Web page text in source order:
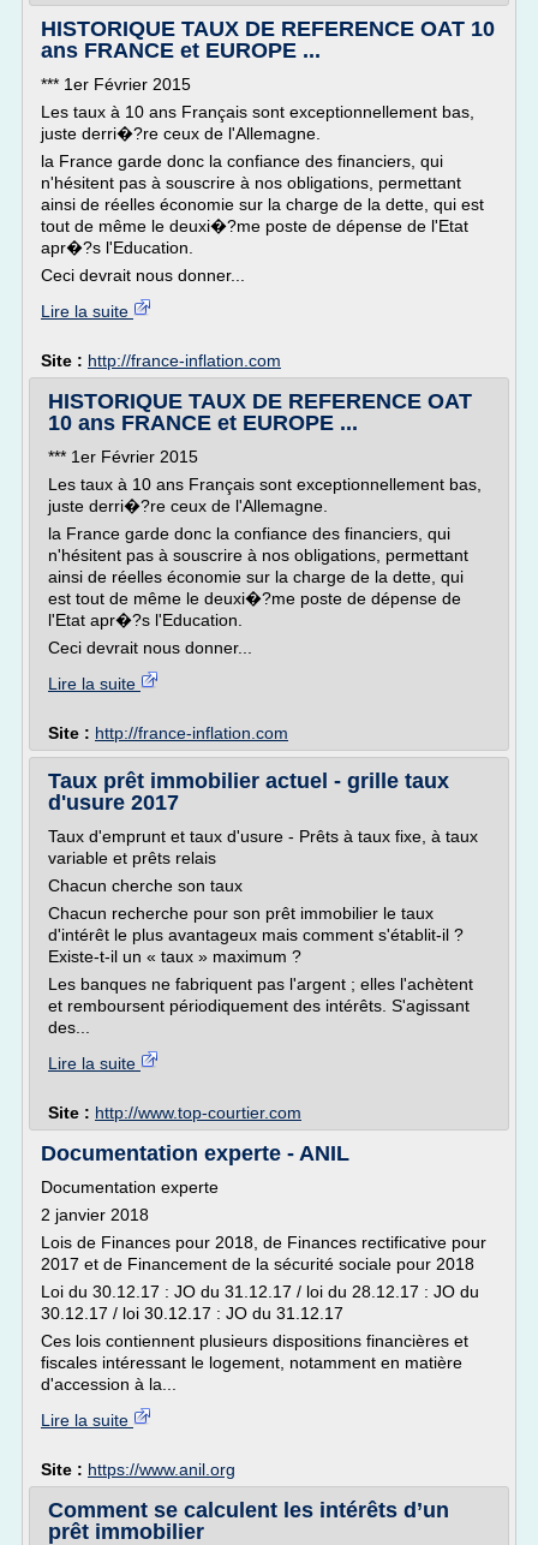
HISTORIQUE TAUX DE REFERENCE OAT 10
ans FRANCE et EUROPE ...
*** 1er Février 2015
Les taux à 10 ans Français sont exceptionnellement bas,
juste derri�?re ceux de l'Allemagne.
la France garde donc la confiance des financiers, qui
n'hésitent pas à souscrire à nos obligations, permettant
ainsi de réelles économie sur la charge de la dette, qui est
tout de même le deuxi�?me poste de dépense de l'Etat
apr�?s l'Education.
Ceci devrait nous donner...
Lire la suite
Site : http://france-inflation.com
HISTORIQUE TAUX DE REFERENCE OAT
10 ans FRANCE et EUROPE ...
*** 1er Février 2015
Les taux à 10 ans Français sont exceptionnellement bas,
juste derri�?re ceux de l'Allemagne.
la France garde donc la confiance des financiers, qui
n'hésitent pas à souscrire à nos obligations, permettant
ainsi de réelles économie sur la charge de la dette, qui
est tout de même le deuxi�?me poste de dépense de
l'Etat apr�?s l'Education.
Ceci devrait nous donner...
Lire la suite
Site : http://france-inflation.com
Taux prêt immobilier actuel - grille taux
d'usure 2017
Taux d'emprunt et taux d'usure - Prêts à taux fixe, à taux
variable et prêts relais
Chacun cherche son taux
Chacun recherche pour son prêt immobilier le taux
d'intérêt le plus avantageux mais comment s'établit-il ?
Existe-t-il un « taux » maximum ?
Les banques ne fabriquent pas l'argent ; elles l'achètent
et remboursent périodiquement des intérêts. S'agissant
des...
Lire la suite
Site : http://www.top-courtier.com
Documentation experte - ANIL
Documentation experte
2 janvier 2018
Lois de Finances pour 2018, de Finances rectificative pour
2017 et de Financement de la sécurité sociale pour 2018
Loi du 30.12.17 : JO du 31.12.17 / loi du 28.12.17 : JO du
30.12.17 / loi 30.12.17 : JO du 31.12.17
Ces lois contiennent plusieurs dispositions financières et
fiscales intéressant le logement, notamment en matière
d'accession à la...
Lire la suite
Site : https://www.anil.org
Comment se calculent les intérêts d’un
prêt immobilier